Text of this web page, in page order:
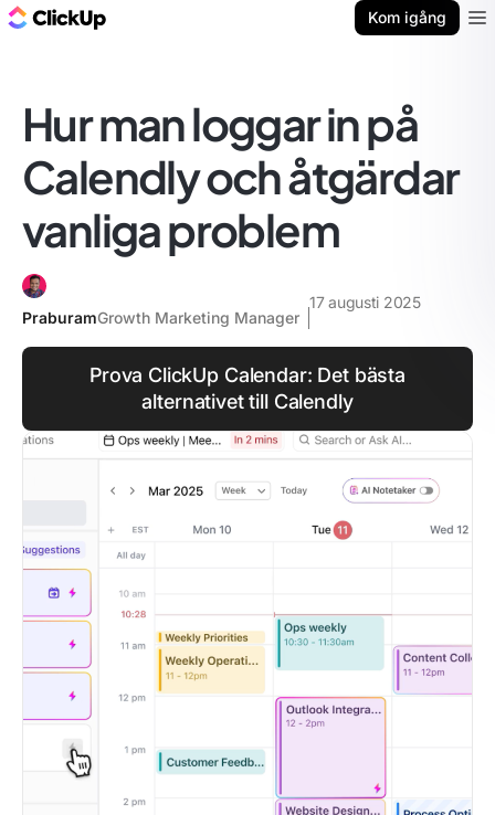
Kom igång
Hur man loggar in på
Calendly och åtgärdar
vanliga problem
PraburamGrowth Marketing Manager
17 augusti 2025
Prova ClickUp Calendar: Det bästa
alternativet till Calendly